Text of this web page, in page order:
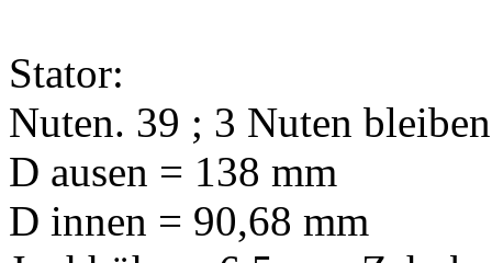
Stator:
Nuten. 39 ; 3 Nuten
D ausen = 138 mm
D innen = 90,68 mm